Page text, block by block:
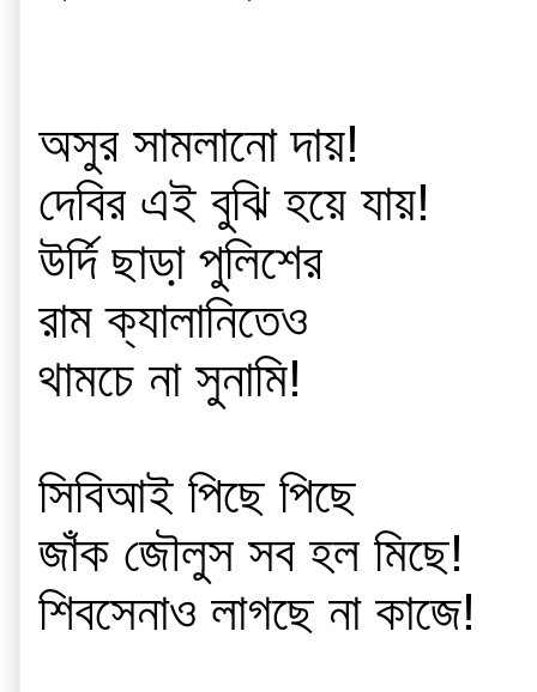
অসুর সামলানো দায়!
দেবির এই বুঝি হয়ে যায়!
উর্দি ছাডা় পুলিশের
রাম ক্যালানিতেও
থামচে না সুনামি!
সিবিআই পিছে পিছে
জাঁক জৌলুস সব হল মিছে!
শিবসেনাও লাগছে না কাজে!